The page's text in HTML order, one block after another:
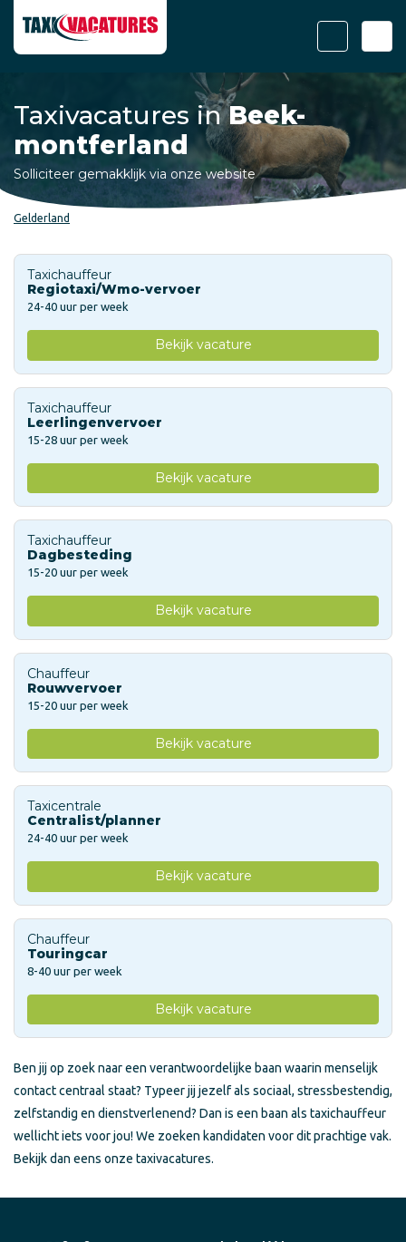
Taxivacatures inBeek-
montferland
Solliciteer gemakklijk via onze website
Gelderland
Taxichauffeur
Regiotaxi/Wmo-vervoer
24-40 uur per week
Bekijk vacature
Taxichauffeur
Leerlingenvervoer
15-28 uur per week
Bekijk vacature
Taxichauffeur
Dagbesteding
15-20 uur per week
Bekijk vacature
Chauffeur
Rouwvervoer
15-20 uur per week
Bekijk vacature
Taxicentrale
Centralist/planner
24-40 uur per week
Bekijk vacature
Chauffeur
Touringcar
8-40 uur per week
Bekijk vacature
Ben jij op zoek naar een verantwoordelijke baan waarin menselijk
contact centraal staat? Typeer jij jezelf als sociaal, stressbestendig,
zelfstandig en dienstverlenend? Dan is een baan als taxichauffeur
wellicht iets voor jou! We zoeken kandidaten voor dit prachtige vak.
Bekijk dan eens onze taxivacatures.